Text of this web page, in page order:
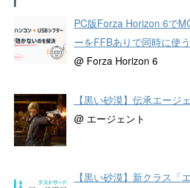
PC版Forza Horizon 6で
ーをFFBありで同時に使
@ Forza Horizon 6
【黒い砂漠】伝承エージ
@ エージェント
【黒い砂漠】新クラス「